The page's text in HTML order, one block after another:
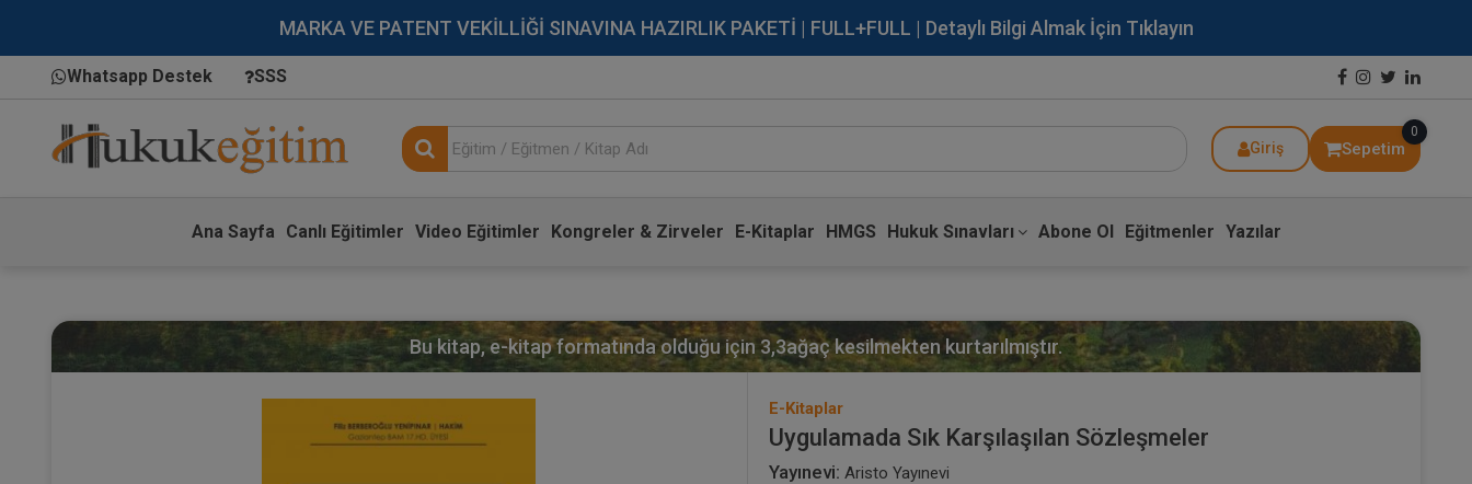
MARKA VE PATENT VEKİLLİĞİ SINAVINA HAZIRLIK PAKETİ | FULL+FULL | Detaylı Bilgi Almak İçin Tıklayın
Whatsapp Destek SSS
Giriş Sepetim
0
Ana Sayfa Canlı Eğitimler Video Eğitimler Kongreler & Zirveler E-Kitaplar HMGS Hukuk Sınavları Abone Ol Eğitmenler Yazılar
Bu kitap, e-kitap formatında olduğu için 3,3ağaç kesilmekten kurtarılmıştır.
E-Kitaplar
Uygulamada Sık Karşılaşılan Sözleşmeler
Yayınevi: Aristo Yayınevi